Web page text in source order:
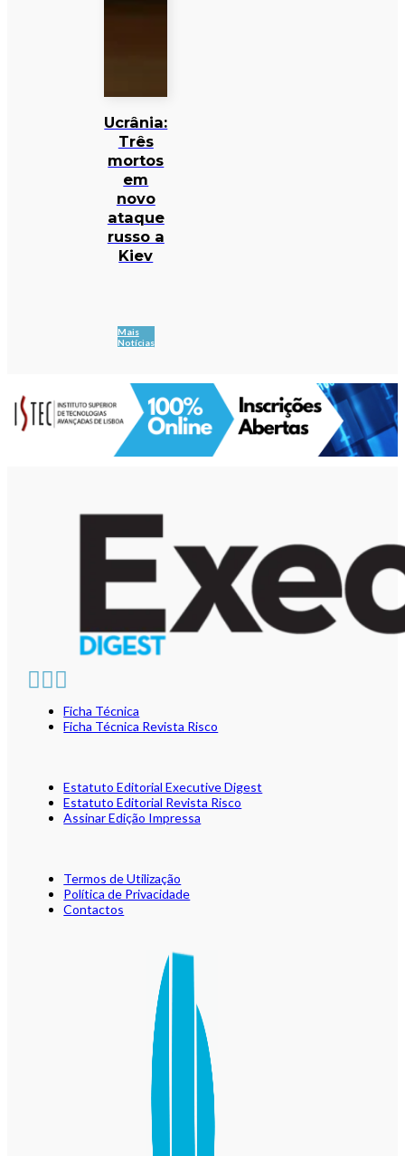
Ucrânia:
Três
mortos
em
novo
ataque
russo a
Kiev
Mais
Notícias
Ficha Técnica
Ficha Técnica Revista Risco
Estatuto Editorial Executive Digest
Estatuto Editorial Revista Risco
Assinar Edição Impressa
Termos de Utilização
Política de Privacidade
Contactos